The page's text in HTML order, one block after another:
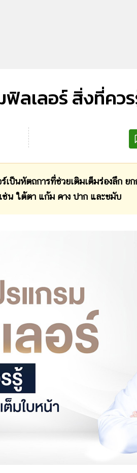
ลเลอร์ สิ่งที่คว
เป็นหัตถการที่ช่วยเติมเต็มร่องลึก
ช่น ใต้ตา แก้ม คาง ปาก และขมับ